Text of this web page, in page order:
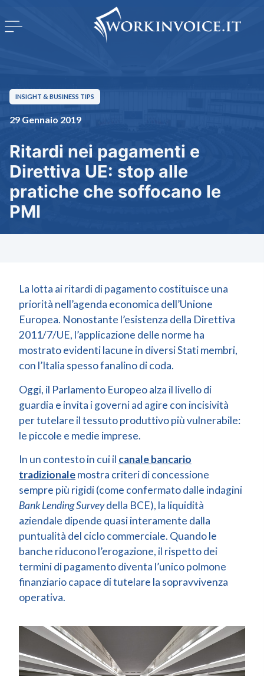
INSIGHT & BUSINESS TIPS
29 Gennaio 2019
Ritardi nei pagamenti e
Direttiva UE: stop alle
pratiche che soffocano le
PMI
La lotta ai ritardi di pagamento costituisce una
priorità nell’agenda economica dell’Unione
Europea. Nonostante l’esistenza della Direttiva
2011/7/UE, l’applicazione delle norme ha
mostrato evidenti lacune in diversi Stati membri,
con l’Italia spesso fanalino di coda.
Oggi, il Parlamento Europeo alza il livello di
guardia e invita i governi ad agire con incisività
per tutelare il tessuto produttivo più vulnerabile:
le piccole e medie imprese.
In un contesto in cui il canale bancario
tradizionalemostra criteri di concessione
sempre più rigidi (come confermato dalle indagini
Bank Lending Surveydella BCE), la liquidità
aziendale dipende quasi interamente dalla
puntualità del ciclo commerciale. Quando le
banche riducono l’erogazione, il rispetto dei
termini di pagamento diventa l’unico polmone
finanziario capace di tutelare la sopravvivenza
operativa.